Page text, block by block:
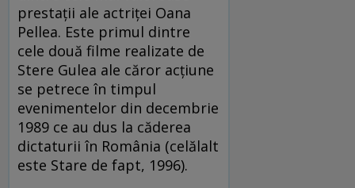
prestații ale actriței Oana
Pellea. Este primul dintre
cele două filme realizate de
Stere Gulea ale căror acțiune
se petrece în timpul
evenimentelor din decembrie
1989 ce au dus la căderea
dictaturii în România (celălalt
este Stare de fapt, 1996).